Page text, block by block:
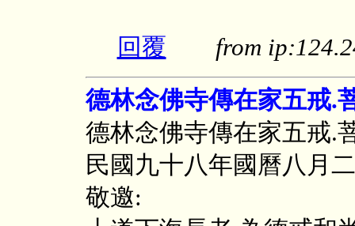
回覆
from
德林念佛寺傳在家五戒.
德林念佛寺傳在家五戒.
民國九十八年國曆八月
敬邀: